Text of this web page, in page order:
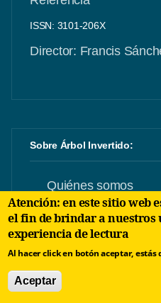
ISSN: 3101-206X
Director: Francis
Sobre Árbol Invertido:
Quiénes somos
Principios editoriales
Normas editoriales
Identidad
Atención: en este sitio web estamos usando cookies con
el fin de brindar a
experiencia de lectura
Al hacer click en botón aceptar,
Aceptar